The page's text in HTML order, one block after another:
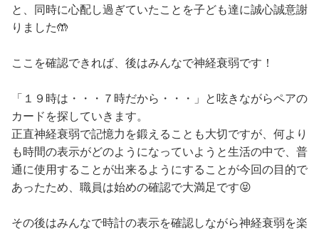
と、同時に心配し過ぎていたことを子ども達に誠心誠意謝
りました🤲
ここを確認できれば、後はみんなで神経衰弱です！
「１９時は・・・７時だから・・・」と呟きながらペアの
カードを探していきます。
正直神経衰弱で記憶力を鍛えることも大切ですが、何より
も時間の表示がどのようになっていようと生活の中で、普
通に使用することが出来るようにすることが今回の目的で
あったため、職員は始めの確認で大満足です😝
その後はみんなで時計の表示を確認しながら神経衰弱を楽